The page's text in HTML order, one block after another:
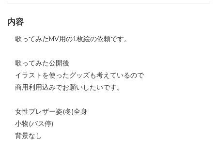
内容
歌ってみたMV用の1枚絵の依頼です。
歌ってみた公開後
イラストを使ったグッズも考えているので
商用利用込みでお願いしたいです。
女性ブレザー姿(冬)全身
小物(バス停)
背景なし